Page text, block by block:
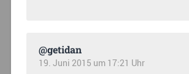
@getidan
19. Juni 2015 um 17:21 Uhr